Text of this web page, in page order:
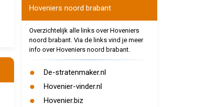
Hoveniers noord brabant
Overzichtelijk alle links over Hoveniers
noord brabant. Via de links vind je meer
info over Hoveniers noord brabant.
De-stratenmaker.nl
Hovenier-vinder.nl
Hovenier.biz